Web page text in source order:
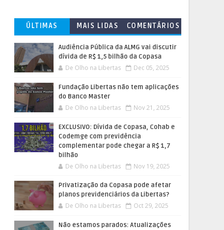
ÚLTIMAS MAIS LIDAS COMENTÁRIOS
Audiência Pública da ALMG vai discutir
dívida de R$ 1,5 bilhão da Copasa
De Olho na Libertas Dec 05, 2025
Fundação Libertas não tem aplicações
do Banco Master
De Olho na Libertas Nov 21, 2025
EXCLUSIVO: Dívida de Copasa, Cohab e
Codemge com previdência
complementar pode chegar a R$ 1,7
bilhão
De Olho na Libertas Nov 19, 2025
Privatização da Copasa pode afetar
planos previdenciários da Libertas?
De Olho na Libertas Oct 29, 2025
Não estamos parados: Atualizações